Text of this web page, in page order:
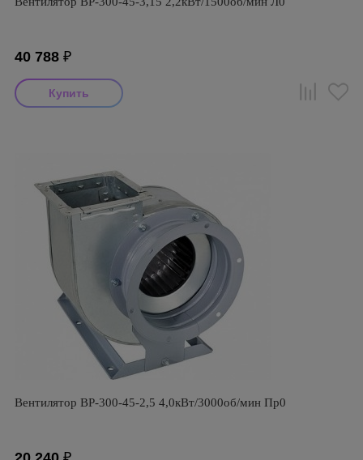
40 788 ₽
Вентилятор ВР-300-45-2,5 4,0кВт/3000об/мин Пр0